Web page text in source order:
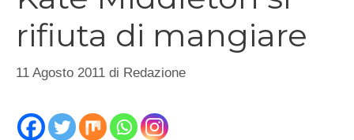
rifiuta di mangiare
11 Agosto 2011 di Redazione